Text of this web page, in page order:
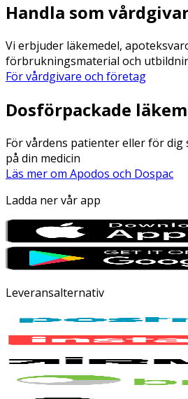
Handla som
Vi erbjuder läkemedel,
förbrukningsmaterial och
För vårdgivare och företag
Dosförpackade
För vårdens patienter eller för dig
på din medicin
Läs mer om Apodos och Dospac
Ladda ner vår app
Leveransalternativ